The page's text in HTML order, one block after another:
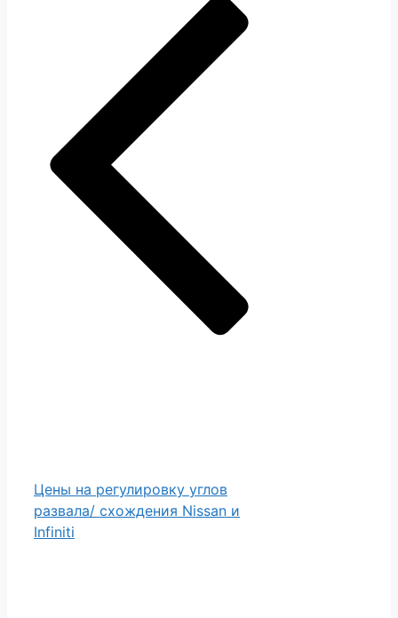
Цены на регулировку углов
развала/ схождения Nissan и
Infiniti